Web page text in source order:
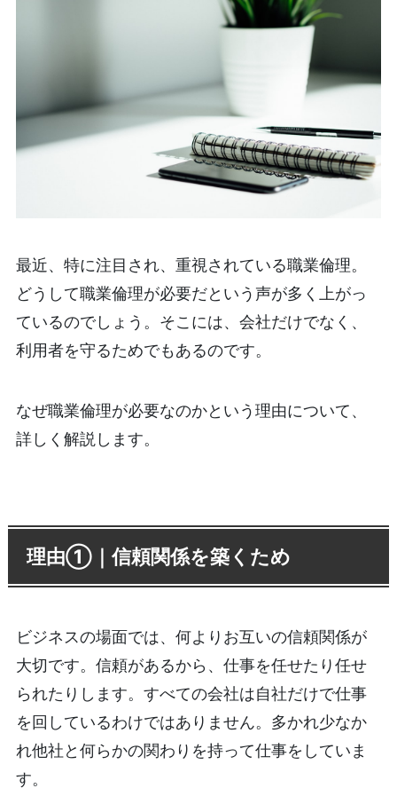
最近、特に注目され、重視されている職業倫理。
どうして職業倫理が必要だという声が多く上がっ
ているのでしょう。そこには、会社だけでなく、
利用者を守るためでもあるのです。
なぜ職業倫理が必要なのかという理由について、
詳しく解説します。
理由①｜信頼関係を築くため
ビジネスの場面では、何よりお互いの信頼関係が
大切です。信頼があるから、仕事を任せたり任せ
られたりします。すべての会社は自社だけで仕事
を回しているわけではありません。多かれ少なか
れ他社と何らかの関わりを持って仕事をしていま
す。